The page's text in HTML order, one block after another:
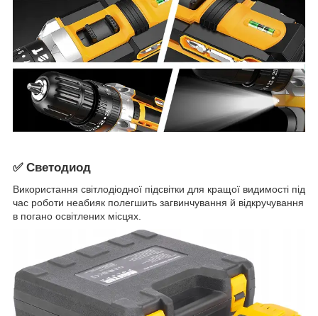
✅ Светодиод
Використання світлодіодної підсвітки для кращої видимості під
час роботи неабияк полегшить загвинчування й відкручування
в погано освітлених місцях.